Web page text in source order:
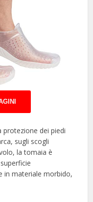
protezione dei piedi
sugli scogli
la tomaia è
in materiale morbido,